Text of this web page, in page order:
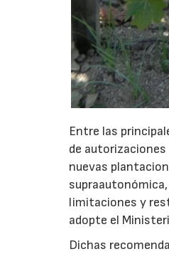
Entre las
de autorizaciones
nuevas
limitaciones y
adopte el
Dichas